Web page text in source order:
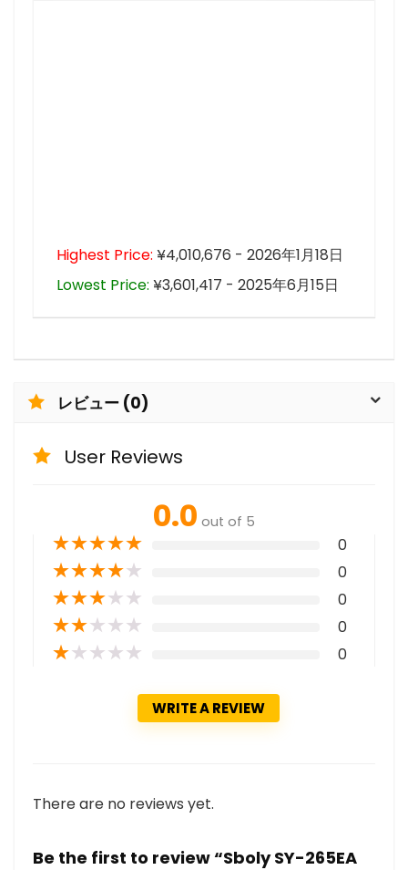
Highest Price: ¥4,010,676 - 2026年1月18日
Lowest Price: ¥3,601,417 - 2025年6月15日
レビュー (0)
User Reviews
0.0 out of 5
★★★★★ 0
★★★★★ 0
★★★★★ 0
★★★★★ 0
★★★★★ 0
WRITE A REVIEW
There are no reviews yet.
Be the first to review “Sboly SY-265EA